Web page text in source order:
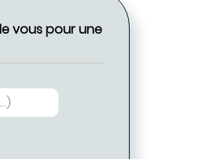
vous pour une